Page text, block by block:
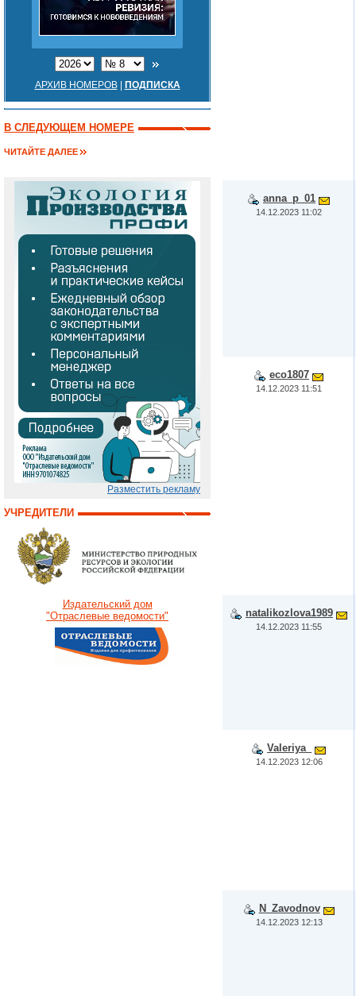
АРХИВ НОМЕРОВ| ПОДПИСКА
В СЛЕДУЮЩЕМ НОМЕРЕ
ЧИТАЙТЕ ДАЛЕЕ
Разместить рекламу
УЧРЕДИТЕЛИ
Издательский дом
"Отраслевые ведомости"
anna_p_01
14.12.2023 11:02
eco1807
14.12.2023 11:51
natalikozlova1989
14.12.2023 11:55
Valeriya_
14.12.2023 12:06
N_Zavodnov
14.12.2023 12:13